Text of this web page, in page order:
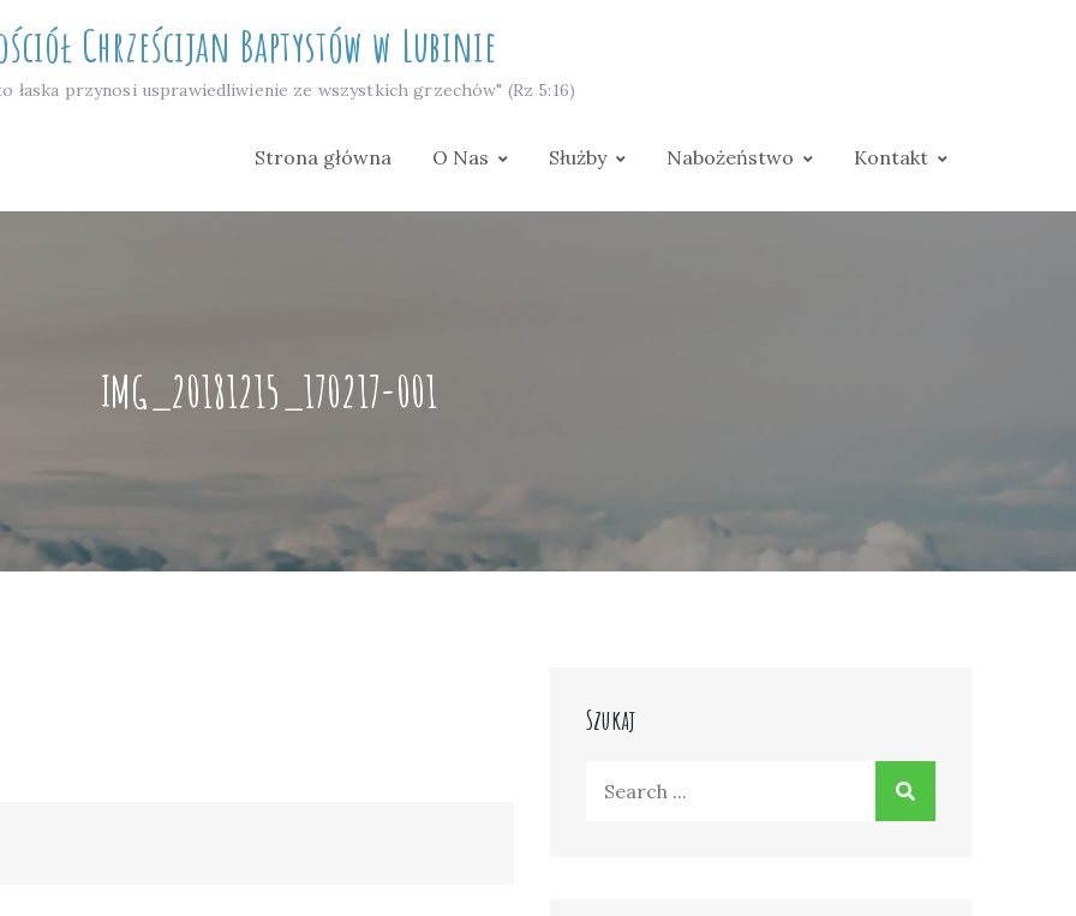
Chrześcijan Baptystów w Lubinie
łaska przynosi usprawiedliwienie ze wszystkich grzechów" (Rz 5:16)
Strona główna O Nas Służby Nabożeństwo Kontakt
IMG_20181215_170217-001
Szukaj